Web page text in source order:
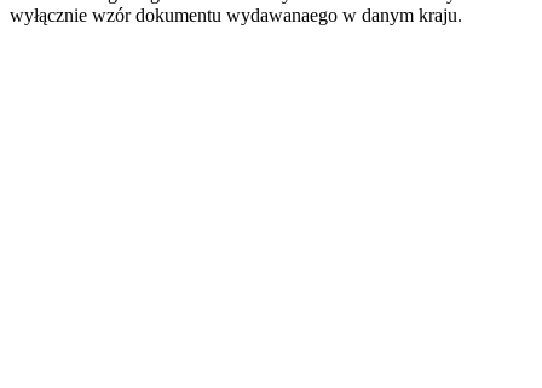
wyłącznie wzór dokumentu wydawanaego w danym kraju.